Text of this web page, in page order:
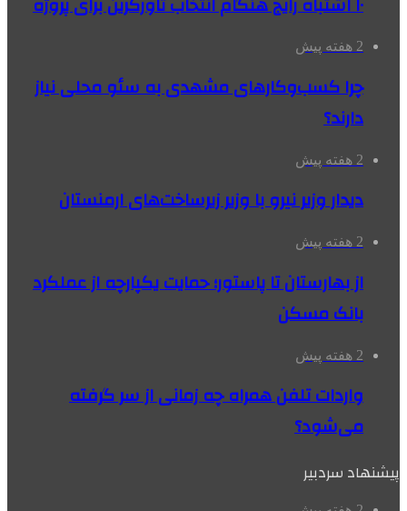
2 هفته پیش
چرا کسب‌وکارهای مشهدی به سئو محلی نیاز
دارند؟
2 هفته پیش
دیدار وزیر نیرو با وزیر زیرساخت‌های ارمنستان
2 هفته پیش
از بهارستان تا پاستور؛ حمایت یکپارچه از عملکرد
بانک مسکن
2 هفته پیش
واردات تلفن همراه چه زمانی از سر گرفته
می‌شود؟
پیشنهاد سردبیر